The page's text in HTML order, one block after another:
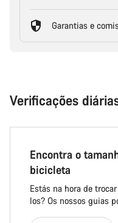
Garantias e
Verificações
Encontra o
bicicleta
Estás na hora de
los? Os nossos guias